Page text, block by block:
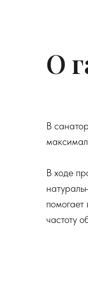
О
В
В ходе
помогает
частоту